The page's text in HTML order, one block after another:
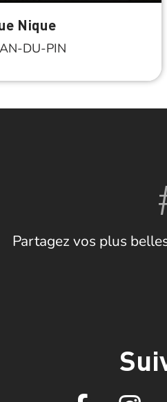
Nique
DU-PIN
Partagez vos plus